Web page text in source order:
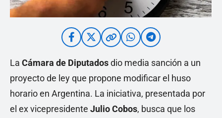
La Cámara de Diputadosdio media sanción a un
proyecto de ley que propone modificar el huso
horario en Argentina. La iniciativa, presentada por
el ex vicepresidente Julio Cobos, busca que los